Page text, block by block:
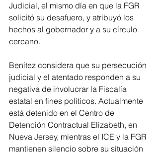
Judicial, el mismo día en que la FGR
solicitó su desafuero, y atribuyó los
hechos al gobernador y a su círculo
cercano.
Benítez considera que su persecución
judicial y el atentado responden a su
negativa de involucrar la Fiscalía
estatal en fines políticos. Actualmente
está detenido en el Centro de
Detención Contractual Elizabeth, en
Nueva Jersey, mientras el ICE y la FGR
mantienen silencio sobre su situación